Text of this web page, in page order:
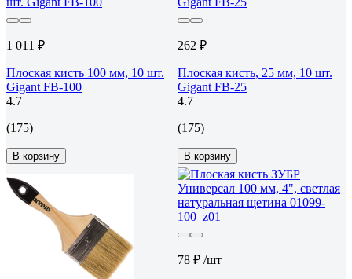
1 011 ₽
Плоская кисть 100 мм, 10 шт.
Gigant FB-100
4.7
(175)
В корзину
262 ₽
Плоская кисть, 25 мм, 10 шт.
Gigant FB-25
4.7
(175)
В корзину
78 ₽ /шт